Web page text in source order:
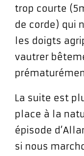
trop courte
de corde) qui
les doigts
vautrer
La suite est
place à la
épisode
si nous